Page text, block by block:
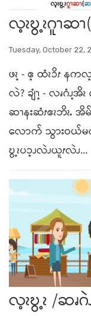
လ့ၩဎွ့ၩဂူၫဆ
Tuesday, October 22,
ဖၩ့ - ဧ့ ထံၩၥိၭ န
လဲ? ချံၫ့ - လၧဂံၪ့
ဆၫနးဆံၭဧၩဘိၩႉ
လောက် သွားဝယ်မလ
ဎွ့ၩပၥ့ၪလဲၪယူၭလဲၪ...
လ့ၩဎွ့ၩ /ဆၧ